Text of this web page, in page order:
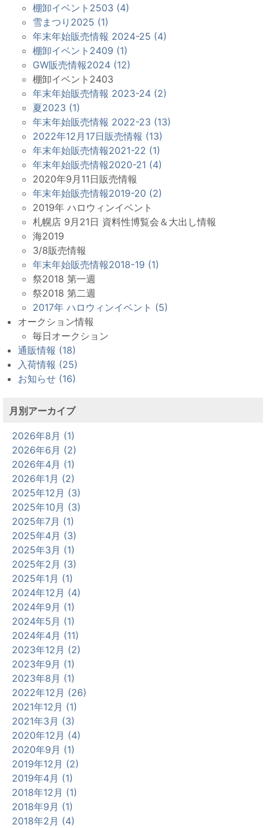
棚卸イベント2503 (4)
雪まつり2025 (1)
年末年始販売情報 2024-25 (4)
棚卸イベント2409 (1)
GW販売情報2024 (12)
棚卸イベント2403
年末年始販売情報 2023-24 (2)
夏2023 (1)
年末年始販売情報 2022-23 (13)
2022年12月17日販売情報 (13)
年末年始販売情報2021-22 (1)
年末年始販売情報2020-21 (4)
2020年9月11日販売情報
年末年始販売情報2019-20 (2)
2019年 ハロウィンイベント
札幌店 9月21日 資料性博覧会＆大出し情報
海2019
3/8販売情報
年末年始販売情報2018-19 (1)
祭2018 第一週
祭2018 第二週
2017年 ハロウィンイベント (5)
オークション情報
毎日オークション
通販情報 (18)
入荷情報 (25)
お知らせ (16)
月別アーカイブ
2026年8月 (1)
2026年6月 (2)
2026年4月 (1)
2026年1月 (2)
2025年12月 (3)
2025年10月 (3)
2025年7月 (1)
2025年4月 (3)
2025年3月 (1)
2025年2月 (3)
2025年1月 (1)
2024年12月 (4)
2024年9月 (1)
2024年5月 (1)
2024年4月 (11)
2023年12月 (2)
2023年9月 (1)
2023年8月 (1)
2022年12月 (26)
2021年12月 (1)
2021年3月 (3)
2020年12月 (4)
2020年9月 (1)
2019年12月 (2)
2019年4月 (1)
2018年12月 (1)
2018年9月 (1)
2018年2月 (4)